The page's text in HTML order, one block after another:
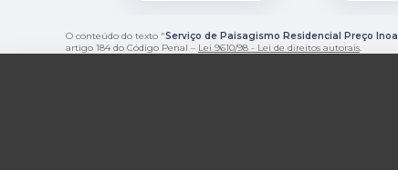
O conteúdo do texto "Serviço de Paisagismo Residencial Preço Inoa
artigo 184 do Código Penal – Lei 9610/98 - Lei de direitos autorais.